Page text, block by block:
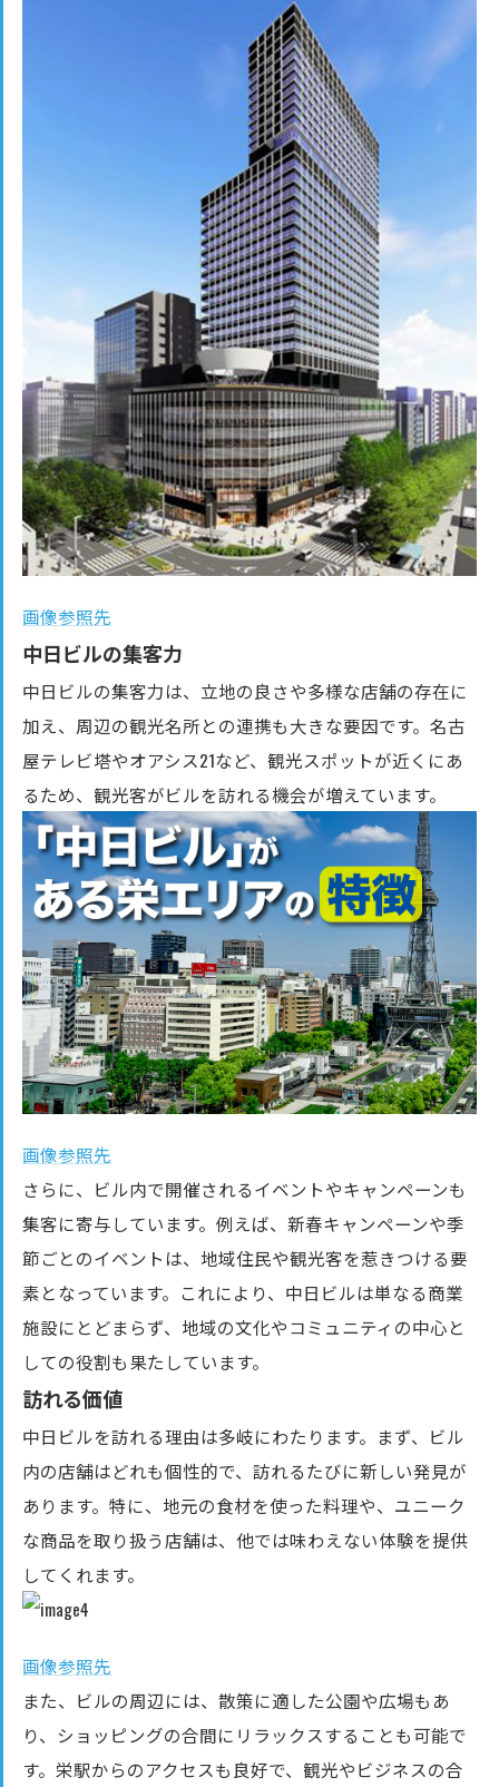
画像参照先
中日ビルの集客力
中日ビルの集客力は、立地の良さや多様な店舗の存在に
加え、周辺の観光名所との連携も大きな要因です。名古
屋テレビ塔やオアシス21など、観光スポットが近くにあ
るため、観光客がビルを訪れる機会が増えています。
画像参照先
さらに、ビル内で開催されるイベントやキャンペーンも
集客に寄与しています。例えば、新春キャンペーンや季
節ごとのイベントは、地域住民や観光客を惹きつける要
素となっています。これにより、中日ビルは単なる商業
施設にとどまらず、地域の文化やコミュニティの中心と
しての役割も果たしています。
訪れる価値
中日ビルを訪れる理由は多岐にわたります。まず、ビル
内の店舗はどれも個性的で、訪れるたびに新しい発見が
あります。特に、地元の食材を使った料理や、ユニーク
な商品を取り扱う店舗は、他では味わえない体験を提供
してくれます。
画像参照先
また、ビルの周辺には、散策に適した公園や広場もあ
り、ショッピングの合間にリラックスすることも可能で
す。栄駅からのアクセスも良好で、観光やビジネスの合